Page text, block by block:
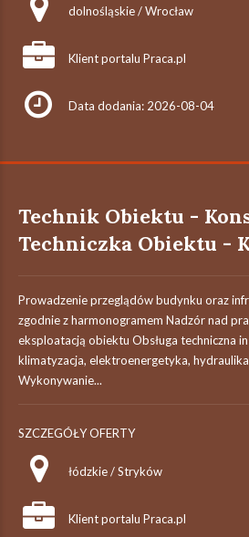
dolnośląskie / Wrocław
Klient portalu Praca.pl
Data dodania: 2026-08-04
Technik Obiektu -
Techniczka Obiektu -
Prowadzenie przeglądów budynku oraz
zgodnie z harmonogramem Nadzór nad
eksploatacją obiektu Obsługa techniczna
klimatyzacja, elektroenergetyka,
Wykonywanie...
SZCZEGÓŁY OFERTY
łódzkie / Stryków
Klient portalu Praca.pl